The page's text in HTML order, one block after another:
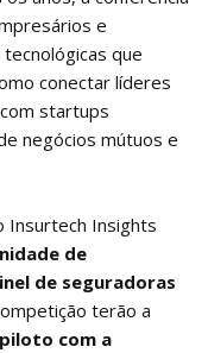
e
que
conectar líderes
startups
negócios mútuos e
Insurtech Insights
de
de seguradoras
terão a
com a